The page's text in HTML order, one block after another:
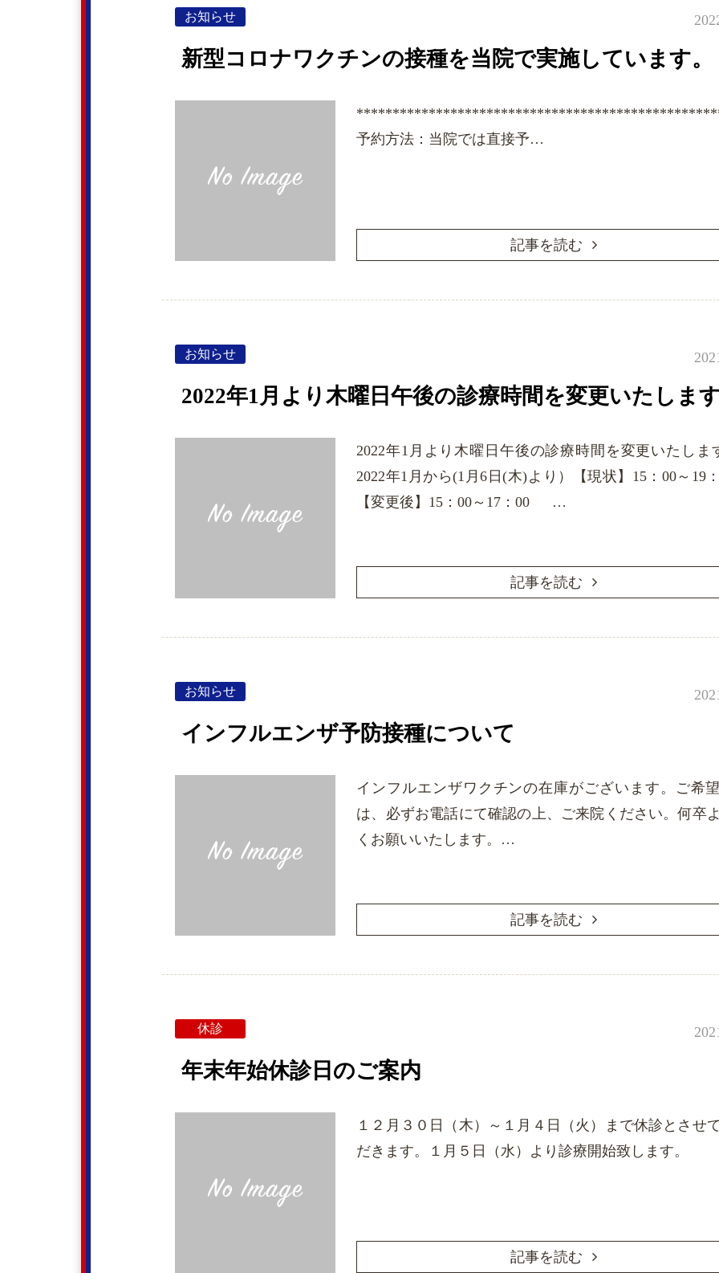
新型コロナワクチンの接種を当院で実施しています。
お知らせ
予約方法：当院では直接予…
記事を読む
2022年1月より木曜日午後の診療時間を変更いたします
お知らせ
2022年1月より木曜日午後の診療時間を変更いたしま
2022年1月から(1月6日(木)より）【現状】15：00～19
【変更後】15：00～17：00 …
記事を読む
インフルエンザ予防接種について
お知らせ
インフルエンザワクチンの在庫がございます。ご希
は、必ずお電話にて確認の上、ご来院ください。何卒
くお願いいたします。…
記事を読む
年末年始休診日のご案内
休診
１２月３０日（木）～１月４日（火）まで休診とさせ
だきます。１月５日（水）より診療開始致します。
記事を読む